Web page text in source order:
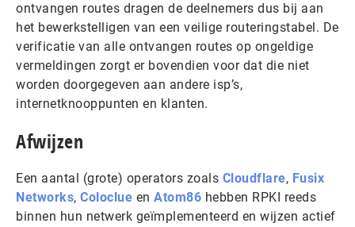
ontvangen routes dragen de deelnemers dus bij aan
het bewerkstelligen van een veilige routeringstabel. De
verificatie van alle ontvangen routes op ongeldige
vermeldingen zorgt er bovendien voor dat die niet
worden doorgegeven aan andere isp’s,
internetknooppunten en klanten.
Afwijzen
Een aantal (grote) operators zoals Cloudflare, Fusix
Networks, Coloclue en Atom86 hebben RPKI reeds
binnen hun netwerk geïmplementeerd en wijzen actief